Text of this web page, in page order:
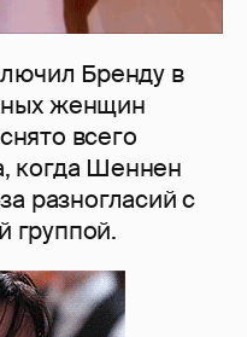
Бренду в
женщин
всего
когда Шеннен
разногласий с
группой.